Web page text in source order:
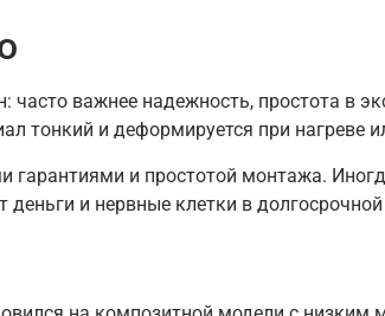
важнее надежность, простота в
тонкий и деформируется при нагреве
и простотой монтажа.
и нервные клетки в долгосрочной